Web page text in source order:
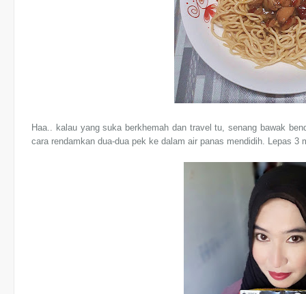
Haa.. kalau yang suka berkhemah dan travel tu, senang bawak
cara rendamkan dua-dua pek ke dalam air panas mendidih. Lepas